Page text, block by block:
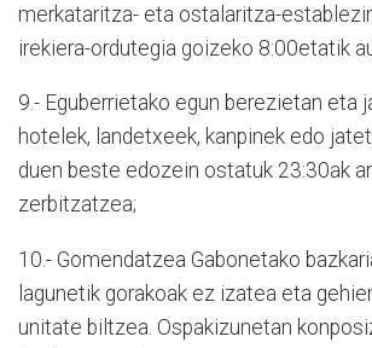
merkataritza- eta ostalaritza-
irekiera-ordutegia goizeko 8:00etatik
9.- Eguberrietako egun berezietan eta
hotelek, landetxeek, kanpinek edo
duen beste edozein ostatuk 23:30ak
zerbitzatzea;
10.- Gomendatzea Gabonetako
lagunetik gorakoak ez izatea eta
unitate biltzea. Ospakizunetan